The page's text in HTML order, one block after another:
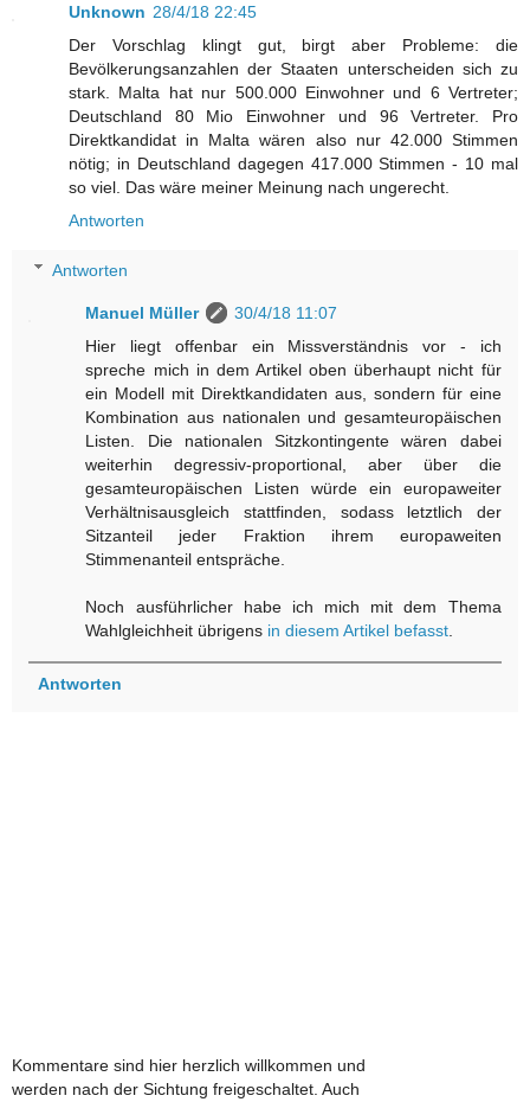
Unknown 28/4/18 22:45
Der Vorschlag klingt gut, birgt aber Probleme: die
Bevölkerungsanzahlen der Staaten unterscheiden sich zu
stark. Malta hat nur 500.000 Einwohner und 6 Vertreter;
Deutschland 80 Mio Einwohner und 96 Vertreter. Pro
Direktkandidat in Malta wären also nur 42.000 Stimmen
nötig; in Deutschland dagegen 417.000 Stimmen - 10 mal
so viel. Das wäre meiner Meinung nach ungerecht.
Antworten
Antworten
Manuel Müller
30/4/18 11:07
Hier liegt offenbar ein Missverständnis vor - ich
spreche mich in dem Artikel oben überhaupt nicht für
ein Modell mit Direktkandidaten aus, sondern für eine
Kombination aus nationalen und gesamteuropäischen
Listen. Die nationalen Sitzkontingente wären dabei
weiterhin degressiv-proportional, aber über die
gesamteuropäischen Listen würde ein europaweiter
Verhältnisausgleich stattfinden, sodass letztlich der
Sitzanteil jeder Fraktion ihrem europaweiten
Stimmenanteil entspräche.
Noch ausführlicher habe ich mich mit dem Thema
Wahlgleichheit übrigens in diesem Artikel befasst
Antworten
Kommentare sind hier herzlich willkommen und
werden nach der Sichtung freigeschaltet. Auch